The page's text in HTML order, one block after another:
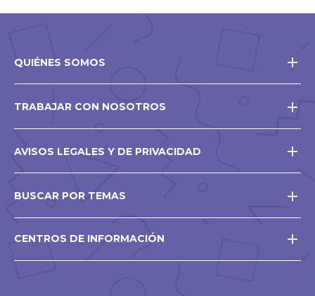
QUIÉNES SOMOS
TRABAJAR CON NOSOTROS
AVISOS LEGALES Y DE PRIVACIDAD
BUSCAR POR TEMAS
CENTROS DE INFORMACIÓN